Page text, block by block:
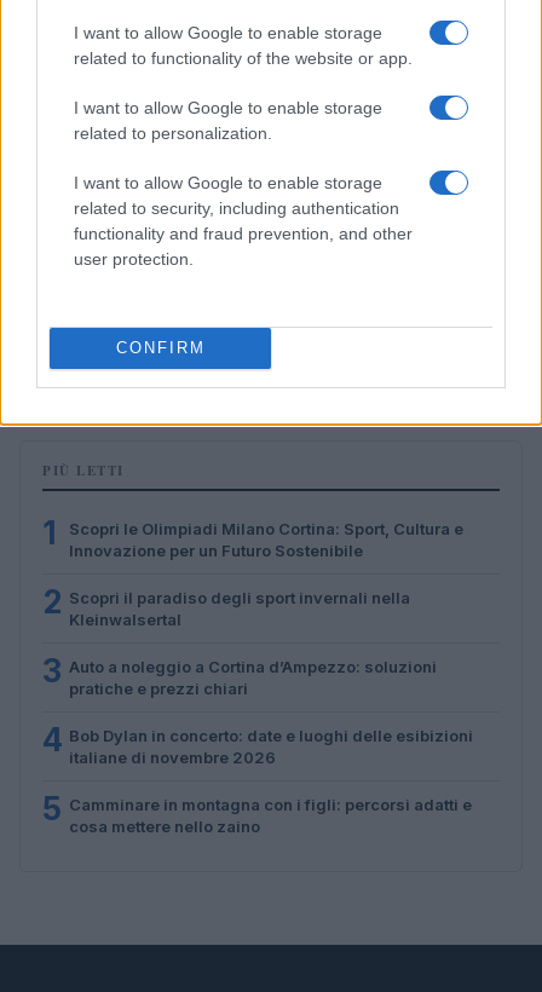
I want to allow Google to enable storage
related to functionality of the website or app.
I want to allow Google to enable storage
related to personalization.
I want to allow Google to enable storage
related to security, including authentication
functionality and fraud prevention, and other
user protection.
CONFIRM
emozioni e canti
Marco Tessari · 3 Ago 2026
PIÙ LETTI
1
Scopri le Olimpiadi Milano Cortina: Sport, Cultura e
Innovazione per un Futuro Sostenibile
2 Scopri il paradiso degli sport invernali nella
Kleinwalsertal
3 Auto a noleggio a Cortina d’Ampezzo: soluzioni
pratiche e prezzi chiari
4 Bob Dylan in concerto: date e luoghi delle esibizioni
italiane di novembre 2026
5 Camminare in montagna con i figli: percorsi adatti e
cosa mettere nello zaino